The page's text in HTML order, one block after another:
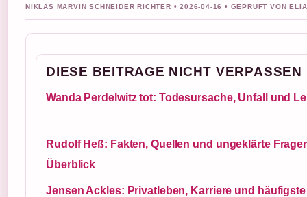
NIKLAS MARVIN SCHNEIDER RICHTER • 2026-04-16 • GEPRUFT VON
DIESE BEITRAGE NICHT VERPASSEN
Wanda Perdelwitz tot: Todesursache, Unfall und
Rudolf Heß: Fakten, Quellen und ungeklärte
Überblick
Jensen Ackles: Privatleben, Karriere und häufigste